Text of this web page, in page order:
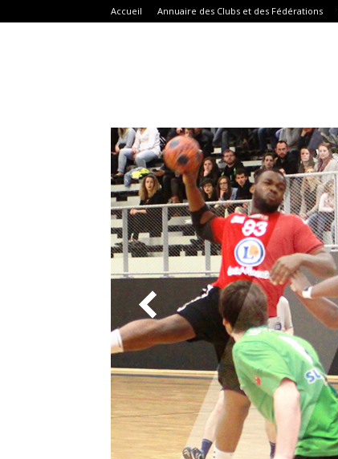
Accueil Annuaire des Clubs et des Fédérations